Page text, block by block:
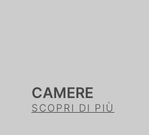
CAMERE
SCOPRI DI PIÙ